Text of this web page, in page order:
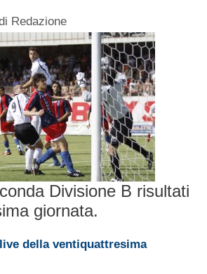
Redazione
Divisione B risultati
giornata.
della ventiquattresima